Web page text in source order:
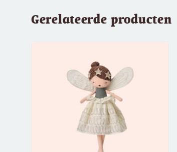
Gerelateerde producten